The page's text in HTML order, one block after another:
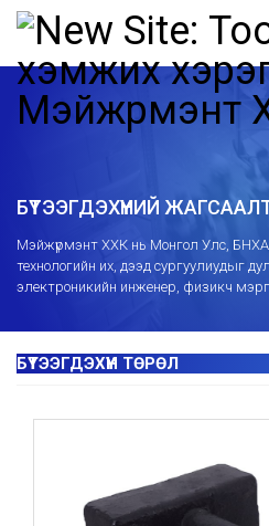
БҮТЭЭГДЭХҮҮНИЙ
Mэйжүрмэнт ХХК нь Монгол Улс,
технологийн их, дээд сургуулиудыг
электроникийн инженер, физикч
бөгөөд хэмжих хэрэгслийн
холбоотой сургалт, зөвлөгөө өгч
дамжуулж борлуулалтын дараах